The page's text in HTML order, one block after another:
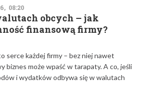
08:20
obcych – jak
finansową firmy?
serce każdej firmy – bez niej nawet
biznes może wpaść w tarapaty. A co, jeśli
i wydatków odbywa się w walutach